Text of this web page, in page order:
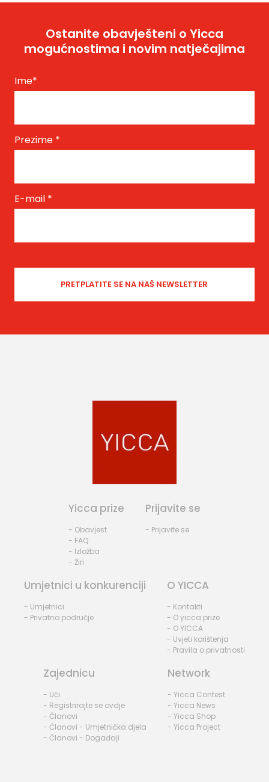
Ostanite obavješteni o Yicca
mogućnostima i novim natječajima
Ime*
Prezime *
E-mail *
Yicca prize
- Obavjest
- FAQ
- Izložba
- Žiri
Prijavite se
- Prijavite se
Umjetnici u konkurenciji
- Umjetnici
- Privatno područje
O YICCA
- Kontakti
- O yicca prize
- O YICCA
- Uvjeti korištenja
- Pravila o privatnosti
Zajednicu
- Ući
- Registrirajte se ovdje
- Članovi
- Članovi - Umjetnička djela
- Članovi - Događaji
Network
- Yicca Contest
- Yicca News
- Yicca Shop
- Yicca Project